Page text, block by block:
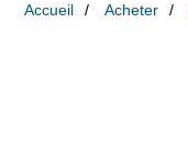
Accueil Acheter